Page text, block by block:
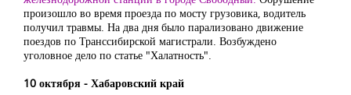
произошло во время проезда по мосту грузовика, водитель
получил травмы. На два дня было парализовано движение
поездов по Транссибирской магистрали. Возбуждено
уголовное дело по статье "Халатность".
10 октября ‒ Хабаровский край